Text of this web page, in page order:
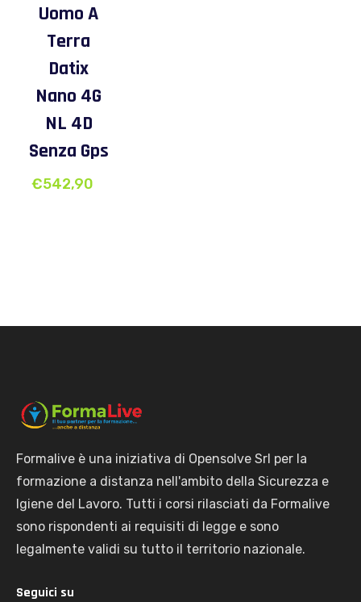
Uomo A
Terra
Datix
Nano 4G
NL 4D
Senza Gps
€542,90
Formalive è una iniziativa di Opensolve Srl per la
formazione a distanza nell'ambito della Sicurezza e
Igiene del Lavoro. Tutti i corsi rilasciati da Formalive
sono rispondenti ai requisiti di legge e sono
legalmente validi su tutto il territorio nazionale.
Seguici su